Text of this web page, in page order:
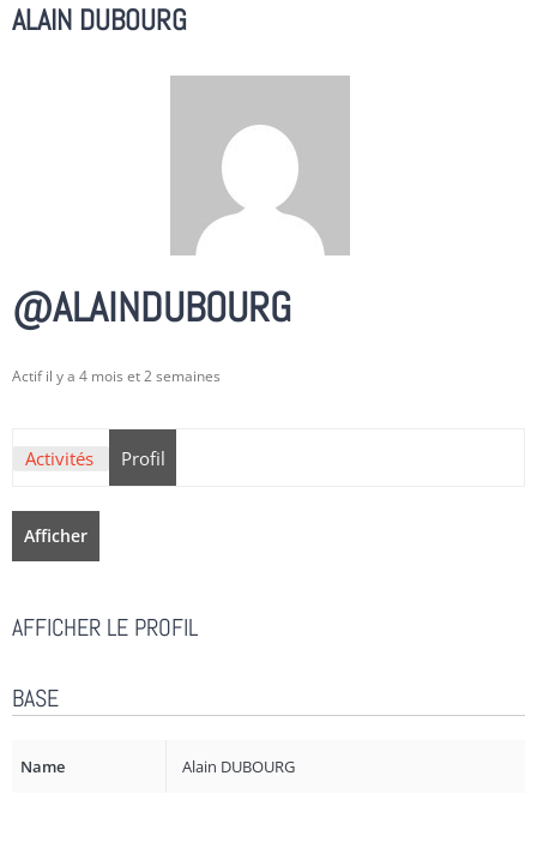
ALAIN DUBOURG
@ALAINDUBOURG
Actif il y a 4 mois et 2 semaines
Activités Profil
Afficher
AFFICHER LE PROFIL
BASE
Name Alain DUBOURG